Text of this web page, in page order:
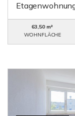
63,50 m²
WOHNFLÄCHE